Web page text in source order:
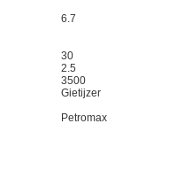
6.7
30
2.5
3500
Gietijzer
Petromax